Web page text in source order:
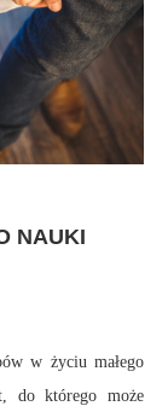
NAUKI
w życiu małego
do którego może